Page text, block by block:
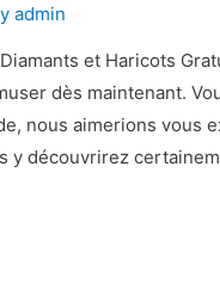
admin
et Haricots
dès maintenant.
nous aimerions vous
y découvrirez